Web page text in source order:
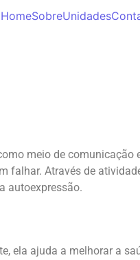
HomeSobreUnidades
meio de
falhar. Através de
autoexpressão.
ela ajuda a melhorar a